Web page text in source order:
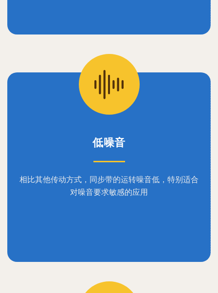
低噪音
相比其他传动方式，同步带的运转噪音低，特别适合
对噪音要求敏感的应用